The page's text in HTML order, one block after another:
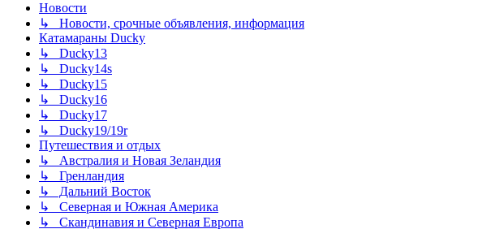
Новости
↳ Новости, срочные объявления, информация
Катамараны Ducky
↳ Ducky13
↳ Ducky14s
↳ Ducky15
↳ Ducky16
↳ Ducky17
↳ Ducky19/19r
Путешествия и отдых
↳ Австралия и Новая Зеландия
↳ Гренландия
↳ Дальний Восток
↳ Северная и Южная Америка
↳ Скандинавия и Северная Европа